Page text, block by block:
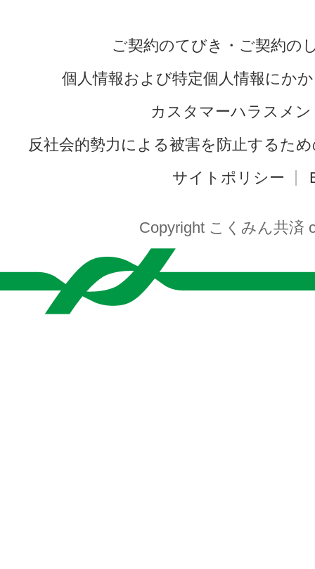
ご契約のてびき・ご契約の
個人情報および特定個人情報にか
カスタマーハラスメ
反社会的勢力による被害を防止するた
サイトポリシー
Copyright こくみん共済